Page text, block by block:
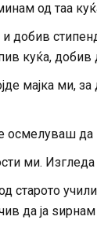
од таа
добив
куќа,
мајка ми,
осмелуваш
ми.
старото
да ја ѕирнам